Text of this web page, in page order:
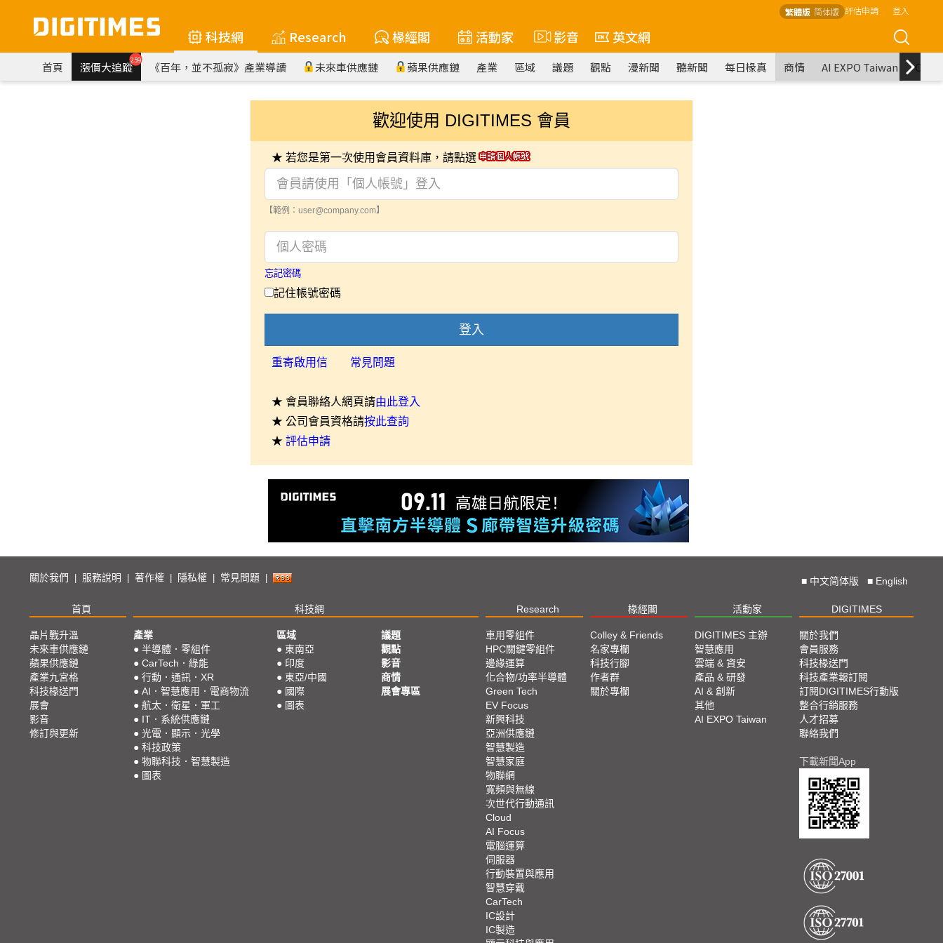
繁體版 简体版 評估申請 登入
科技網 Research 椽經閣 活動家 影音 英文網
首頁 漲價大追蹤259 《百年，並不孤寂》產業導讀 未來車供應鏈 蘋果供應鏈 產業 區域 議題 觀點 漫新聞 聽新聞 每日椽真 商情 AI EXPO Taiwan
歡迎使用 DIGITIMES 會員
★ 若您是第一次使用會員資料庫，請點選
【範例：user@company.com】
忘記密碼
記住帳號密碼
登入
重寄啟用信 常見問題
★ 會員聯絡人網頁請由此登入
★ 公司會員資格請按此查詢
★ 評估申請
關於我們 服務說明 著作權 隱私權 常見問題 ■ 中文简体版 ■ English
首頁 科技網 Research 椽經閣 活動家 DIGITIMES
晶片戰升溫
未來車供應鏈
蘋果供應鏈
產業九宮格
科技椽送門
展會
影音
修訂與更新
產業
● 半導體．零組件
● CarTech．綠能
● 行動．通訊．XR
● AI．智慧應用．電商物流
● 航太．衛星．軍工
● IT．系統供應鏈
● 光電．顯示．光學
● 科技政策
● 物聯科技．智慧製造
● 圖表
區域
● 東南亞
● 印度
● 東亞/中國
● 國際
● 圖表
議題
觀點
影音
商情
展會專區
車用零組件
HPC關鍵零組件
邊緣運算
化合物/功率半導體
Green Tech
EV Focus
新興科技
亞洲供應鏈
智慧製造
智慧家庭
物聯網
寬頻與無線
次世代行動通訊
Cloud
AI Focus
電腦運算
伺服器
行動裝置與應用
智慧穿戴
CarTech
IC設計
IC製造
Colley & Friends
名家專欄
科技行腳
作者群
關於專欄
DIGITIMES 主辦
智慧應用
雲端 & 資安
產品 & 研發
AI & 創新
其他
AI EXPO Taiwan
關於我們
會員服務
科技椽送門
科技產業報訂閱
訂閱DIGITIMES行動版
整合行銷服務
人才招募
聯絡我們
下載新聞App